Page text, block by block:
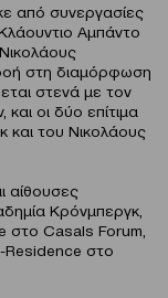
από συνεργασίες
Αμπάντο
στη διαμόρφωση
στενά με τον
οι δύο επίτιμα
και του Νικολάους
αίθουσες
Κρόνμπεργκ,
στο Casals Forum,
Residence στο